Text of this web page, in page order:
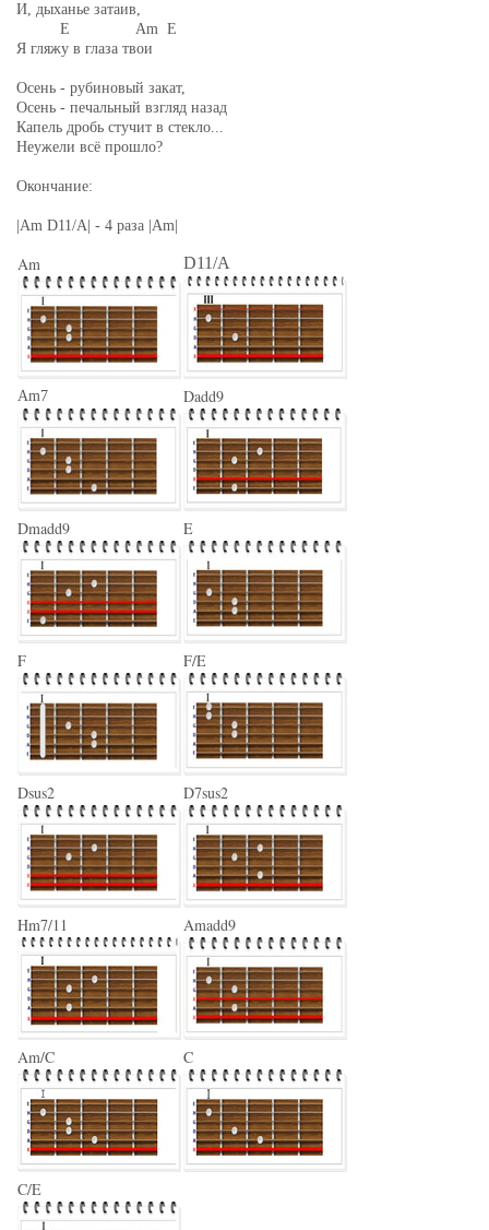
И, дыханье затаив,
E Am E
Я гляжу в глаза твои
Осень - рубиновый закат,
Осень - печальный взгляд назад
Капель дробь стучит в стекло...
Неужели всё прошло?
Окончание:
|Am D11/A| - 4 раза |Am|
Am D11/A
Am7 Dadd9
Dmadd9 E
F F/E
Dsus2 D7sus2
Hm7/11 Amadd9
Am/C C
C/E